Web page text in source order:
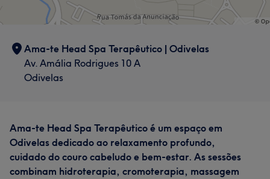
Ama-te Head Spa Terapêutico | Odivelas
Av. Amália Rodrigues 10 A
Odivelas
Ama-te Head Spa Terapêutico é um espaço em
Odivelas dedicado ao relaxamento profundo,
cuidado do couro cabeludo e bem-estar. As sessões
combinam hidroterapia, cromoterapia, massagem